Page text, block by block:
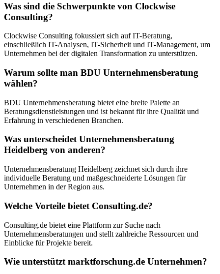
Was sind die Schwerpunkte von Clockwise
Consulting?
Clockwise Consulting fokussiert sich auf IT-Beratung,
einschließlich IT-Analysen, IT-Sicherheit und IT-Management, um
Unternehmen bei der digitalen Transformation zu unterstützen.
Warum sollte man BDU Unternehmensberatung
wählen?
BDU Unternehmensberatung bietet eine breite Palette an
Beratungsdienstleistungen und ist bekannt für ihre Qualität und
Erfahrung in verschiedenen Branchen.
Was unterscheidet Unternehmensberatung
Heidelberg von anderen?
Unternehmensberatung Heidelberg zeichnet sich durch ihre
individuelle Beratung und maßgeschneiderte Lösungen für
Unternehmen in der Region aus.
Welche Vorteile bietet Consulting.de?
Consulting.de bietet eine Plattform zur Suche nach
Unternehmensberatungen und stellt zahlreiche Ressourcen und
Einblicke für Projekte bereit.
Wie unterstützt marktforschung.de Unternehmen?